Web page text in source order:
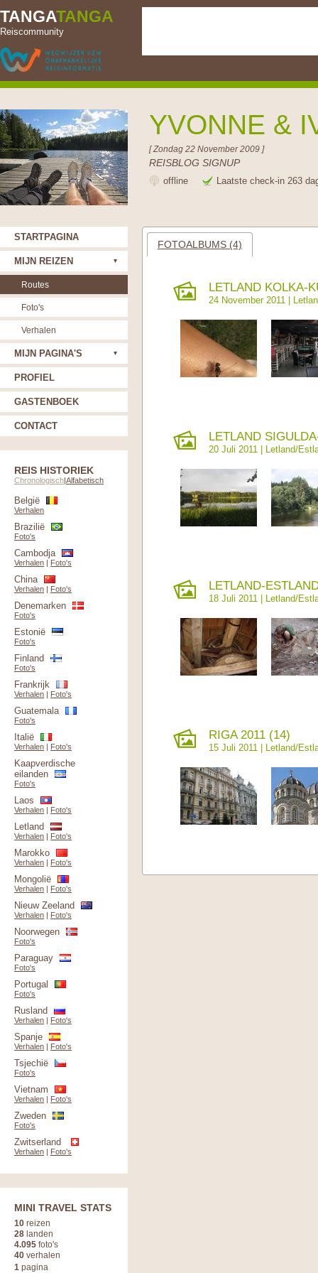
TANGATANGA
Reiscommunity
YVONNE &
[ Zondag 22 November 2009 ]
REISBLOG SIGNUP
offline Laatste check-in 263
FOTOALBUMS (4)
LETLAND KOLKA-
24 November 2011 |
LETLAND
20 Juli 2011 | Letland/
LETLAND-
18 Juli 2011 | Letland/
RIGA 2011 (14)
15 Juli 2011 | Letland/
STARTPAGINA
MIJN REIZEN
Routes
Foto's
Verhalen
MIJN PAGINA'S
PROFIEL
GASTENBOEK
CONTACT
REIS HISTORIEK
Chronologisch|Alfabetisch
België
Verhalen
Brazilië
Foto's
Cambodja
Verhalen | Foto's
China
Verhalen | Foto's
Denemarken
Foto's
Estonië
Foto's
Finland
Foto's
Frankrijk
Verhalen | Foto's
Guatemala
Foto's
Italië
Verhalen | Foto's
Kaapverdische
eilanden
Foto's
Laos
Verhalen | Foto's
Letland
Verhalen | Foto's
Marokko
Verhalen | Foto's
Mongolië
Verhalen | Foto's
Nieuw Zeeland
Verhalen | Foto's
Noorwegen
Foto's
Paraguay
Foto's
Portugal
Foto's
Rusland
Verhalen | Foto's
Spanje
Verhalen | Foto's
Tsjechië
Foto's
Vietnam
Verhalen | Foto's
Zweden
Foto's
Zwitserland
Verhalen | Foto's
MINI TRAVEL STATS
10 reizen
28 landen
4.095 foto's
40 verhalen
1 pagina